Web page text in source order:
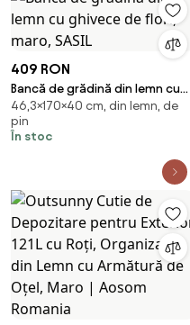
409 RON
Bancă de grădină din lemn cu
ghivece de flori, maro, SASIL
46,3×170×40 cm, din lemn, de
pin
În stoc